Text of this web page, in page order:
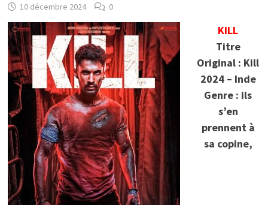
10 décembre 2024 0
KILL
Titre
Original : Kill
2024 – Inde
Genre : ils
s’en
prennent à
sa copine,